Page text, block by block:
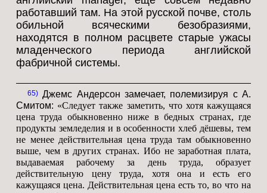
работавший там. На этой русской почве, столь
обильной всяческими безобразиями,
находятся в полном расцвете старые ужасы
младенческого периода английской
фабричной системы.
65 Джемс Андерсон замечает, полемизируя с А.
Смитом: «Следует также заметить, что хотя кажущаяся
цена труда обыкновенно ниже в бедных странах, где
продукты земледелия и в особенности хлеб дёшевы, тем
не менее действительная цена труда там обыкновенно
выше, чем в других странах. Ибо не заработная плата,
выдаваемая рабочему за день труда, образует
действительную цену труда, хотя она и есть его
кажущаяся цена. Действительная цена есть то, во что на